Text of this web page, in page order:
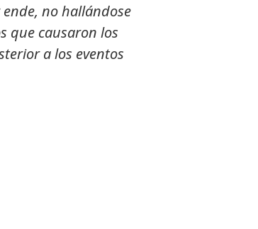
no hallándose
que causaron los
a los eventos